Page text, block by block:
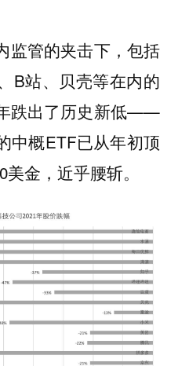
监管的夹击下，包括
B站、贝壳等在内的
跌出了历史新低——
中概ETF已从年初顶
金，近乎腰斩。